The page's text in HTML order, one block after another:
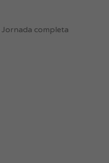
Jornada completa